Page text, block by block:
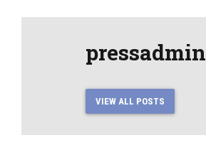
pressadmin
VIEW ALL POSTS